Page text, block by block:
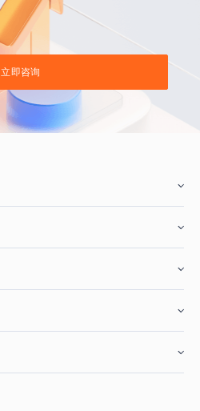
立即咨询